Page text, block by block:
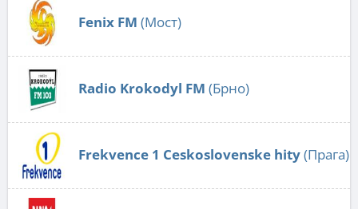
Fenix FM (Мост)
Radio Krokodyl FM (Брно)
Frekvence 1 Ceskoslovenske hity(Прага)